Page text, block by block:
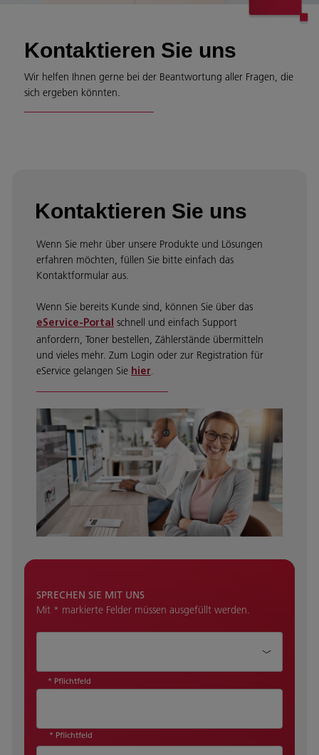
Kontaktieren Sie uns
Wir helfen Ihnen gerne bei der Beantwortung aller Fragen, die
sich ergeben könnten.
Kontaktieren Sie uns
Wenn Sie mehr über unsere Produkte und Lösungen
erfahren möchten, füllen Sie bitte einfach das
Kontaktformular aus.
Wenn Sie bereits Kunde sind, können Sie über das
eService-Portal schnell und einfach Support
anfordern, Toner bestellen, Zählerstände übermitteln
und vieles mehr. Zum Login oder zur Registration für
eService gelangen Sie hier.
SPRECHEN SIE MIT UNS
Mit * markierte Felder müssen ausgefüllt werden.
* Pflichtfeld
* Pflichtfeld